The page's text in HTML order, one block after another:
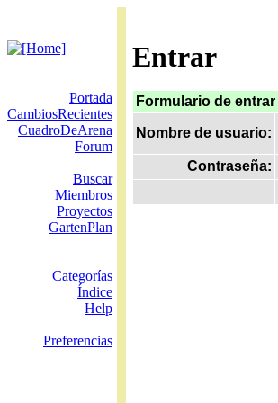
Entrar
Portada
CambiosRecientes
CuadroDeArena
Forum
Buscar
Miembros
Proyectos
GartenPlan
Categorías
Índice
Help
Preferencias
Formulario de entrar
Nombre de usuario:
Contraseña: